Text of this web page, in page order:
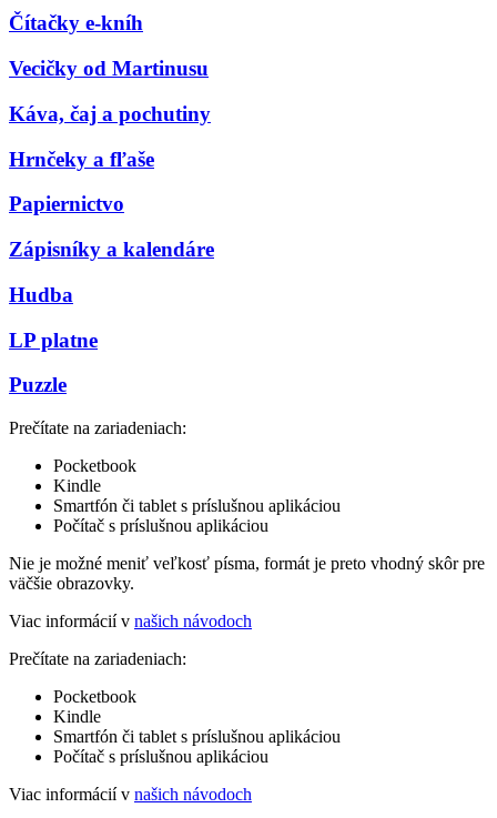
Čítačky e-kníh
Vecičky od Martinusu
Káva, čaj a pochutiny
Hrnčeky a fľaše
Papiernictvo
Zápisníky a kalendáre
Hudba
LP platne
Puzzle
Prečítate na zariadeniach:
Pocketbook
Kindle
Smartfón či tablet s príslušnou aplikáciou
Počítač s príslušnou aplikáciou
Nie je možné meniť veľkosť písma, formát je preto vhodný skôr pre
väčšie obrazovky.
Viac informácií v našich návodoch
Prečítate na zariadeniach:
Pocketbook
Kindle
Smartfón či tablet s príslušnou aplikáciou
Počítač s príslušnou aplikáciou
Viac informácií v našich návodoch